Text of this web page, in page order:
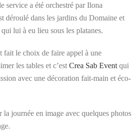
service a été orchestré par Ilona
déroulé dans les jardins du Domaine et
lui à eu lieu sous les platanes.
fait le choix de faire appel à une
les tables et c’est Crea Sab Event qui
avec une décoration fait-main et éco-
la journée en image avec quelques photos